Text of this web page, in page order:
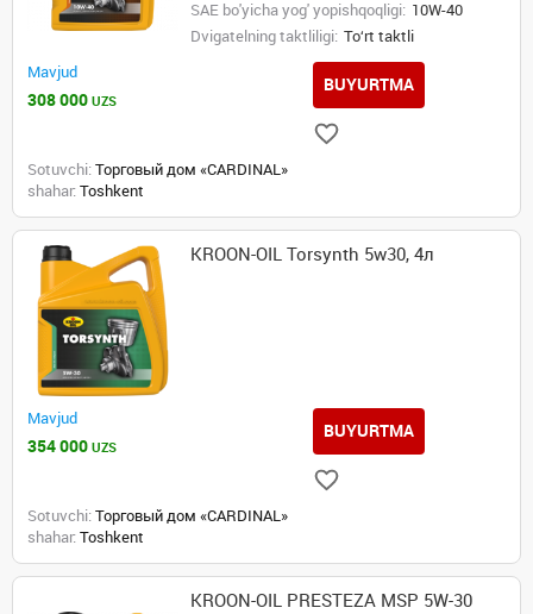
SAE bo'yicha yog' yopishqoqligi: 10W-40
Dvigatelning taktliligi: To‘rt taktli
Mavjud
308 000 UZS
BUYURTMA
Sotuvchi: Торговый дом «CARDINAL»
shahar: Toshkent
KROON-OIL Torsynth 5w30, 4л
Mavjud
354 000 UZS
BUYURTMA
Sotuvchi: Торговый дом «CARDINAL»
shahar: Toshkent
KROON-OIL PRESTEZA MSP 5W-30